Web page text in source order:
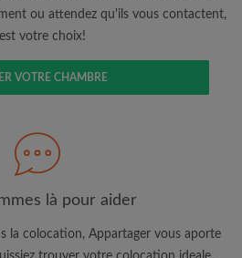
offres exclusives et des mises à
selon ce qui vous
et les profils des
recherches
ou attendez qu'ils vous contactent,
votre choix!
VOTRE CHAMBRE
là pour aider
la colocation, Appartager vous aporte